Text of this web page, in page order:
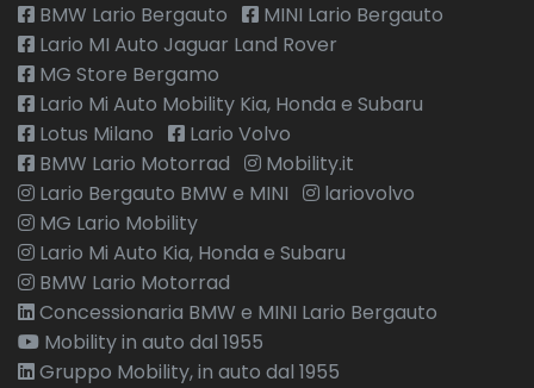
BMW Lario Bergauto
MINI Lario Bergauto
Lario MI Auto Jaguar Land Rover
MG Store Bergamo
Lario Mi Auto Mobility Kia, Honda e Subaru
Lotus Milano
Lario Volvo
BMW Lario Motorrad
Mobility.it
Lario Bergauto BMW e MINI
lariovolvo
MG Lario Mobility
Lario Mi Auto Kia, Honda e Subaru
BMW Lario Motorrad
Concessionaria BMW e MINI Lario Bergauto
Mobility in auto dal 1955
Gruppo Mobility, in auto dal 1955